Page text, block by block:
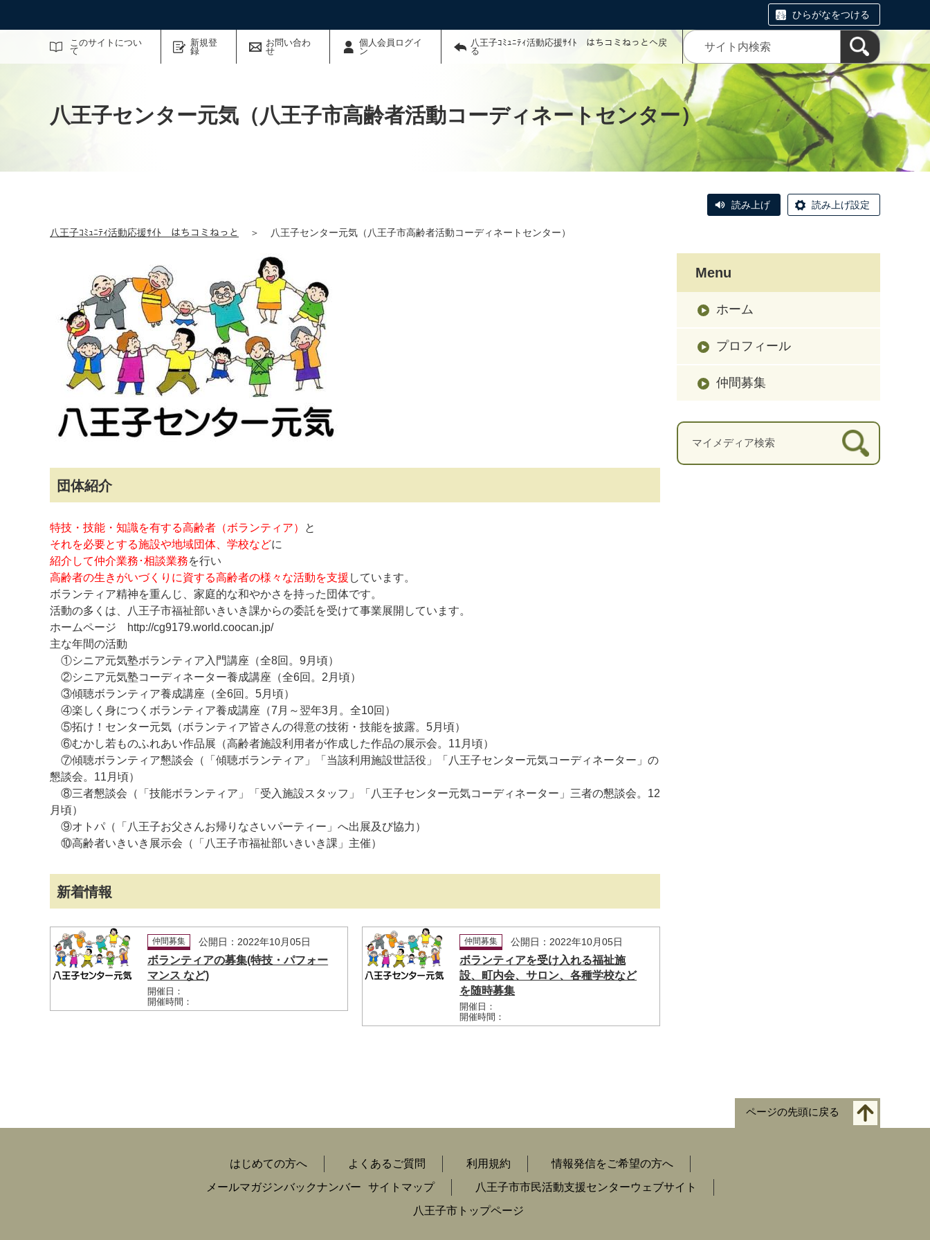
ひらがなをつける
このサイトについ
て
新規登
録
お問い合わ
せ
個人会員ログイ
ン
八王子ｺﾐｭﾆﾃｨ活動応援ｻｲﾄ はちコミねっとへ戻
る
サイト内検索
八王子センター元気（八王子市高齢者活動コーディネートセンター）
読み上げ 読み上げ設定
八王子ｺﾐｭﾆﾃｨ活動応援ｻｲﾄ はちコミねっと ＞ 八王子センター元気（八王子市高齢者活動コーディネートセンター）
団体紹介
特技・技能・知識を有する高齢者（ボランティア）
と
それを必要とする施設や地域団体、学校などに
紹介して仲介業務･相談業務を行い
高齢者の生きがいづくりに資する高齢者の様々な活動を支援 しています。
ボランティア精神を重んじ、家庭的な和やかさを持った団体です。
活動の多くは、八王子市福祉部いきいき課からの委託を受けて事業展開しています。
ホームページ http://cg9179.world.coocan.jp/
主な年間の活動
①シニア元気塾ボランティア入門講座（全8回。9月頃）
②シニア元気塾コーディネーター養成講座（全6回。2月頃）
③傾聴ボランティア養成講座（全6回。5月頃）
④楽しく身につくボランティア養成講座（7月～翌年3月。全10回）
⑤拓け！センター元気（ボランティア皆さんの得意の技術・技能を披露。5月頃）
⑥むかし若ものふれあい作品展（高齢者施設利用者が作成した作品の展示会。11月頃）
⑦傾聴ボランティア懇談会（「傾聴ボランティア」「当該利用施設世話役」「八王子センター元気コーディネーター」の
懇談会。11月頃）
⑧三者懇談会（「技能ボランティア」「受入施設スタッフ」「八王子センター元気コーディネーター」三者の懇談会。12
月頃）
⑨オトパ（「八王子お父さんお帰りなさいパーティー」へ出展及び協力）
⑩高齢者いきいき展示会（「八王子市福祉部いきいき課」主催）
新着情報
仲間募集 公開日：2022年10月05日
ボランティアの募集(特技・パフォー
マンス など)
開催日：
開催時間：
仲間募集 公開日：2022年10月05日
ボランティアを受け入れる福祉施
設、町内会、サロン、各種学校など
を随時募集
開催日：
開催時間：
Menu
ホーム
プロフィール
仲間募集
マイメディア検索
ページの先頭に戻る
はじめての方へ よくあるご質問 利用規約
情報発信をご希望の方へ
メールマガジンバックナンバー
サイトマップ
八王子市市民活動支援センターウェブサイト
八王子市トップページ